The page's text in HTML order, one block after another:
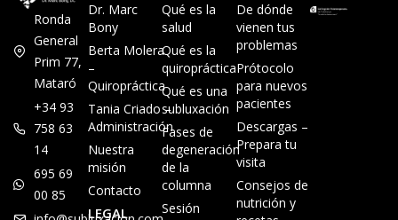
Ronda
General
Prim 77,
Mataró
+34 93
758 63
14
695 69
00 85
Dr. Marc
Bony
Berta Molera
–
Quiropráctica
Tania Criado –
Administración
Nuestra
misión
Contacto
LEGAL
Qué es la
salud
Qué es la
quiropráctica
Qué es una
subluxación
Fases de
degeneración
de la
columna
Sesión
De dónde
vienen tus
problemas
Prótocolo
para nuevos
pacientes
Descargas –
Prepara tu
visita
Consejos de
nutrición y